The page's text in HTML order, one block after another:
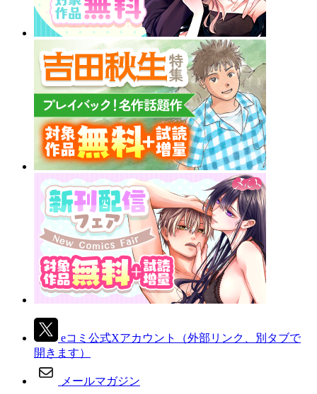
eコミ公式Xアカウント
（外部リンク、別タブで
開きます）
メールマガジン